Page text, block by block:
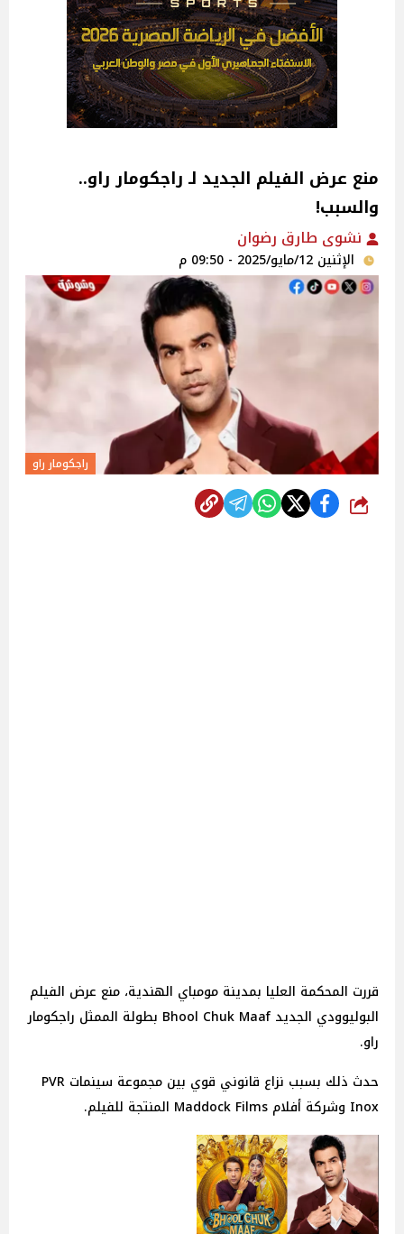
منع عرض الفيلم الجديد لـ راجكومار راو..
والسبب!
نشوى طارق رضوان
الإثنين 12/مايو/2025 - 09:50 م
راجكومار راو
شارك
قررت المحكمة العليا بمدينة مومباي الهندية، منع عرض الفيلم
البوليوودي الجديد Bhool Chuk Maaf بطولة الممثل راجكومار
راو.
حدث ذلك بسبب نزاع قانوني قوي بين مجموعة سينمات PVR
Inox وشركة أفلام Maddock Films المنتجة للفيلم.